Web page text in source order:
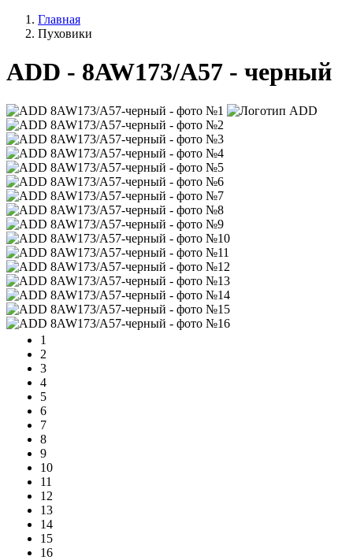
Главная
Пуховики
ADD - 8AW173/A57 - черный
1
2
3
4
5
6
7
8
9
10
11
12
13
14
15
16